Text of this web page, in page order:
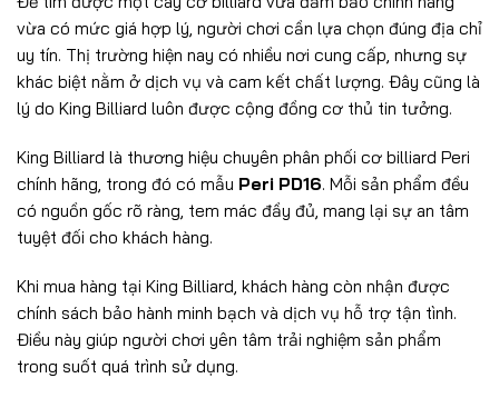
vừa có mức giá hợp lý, người chơi cần lựa chọn đúng địa chỉ
uy tín. Thị trường hiện nay có nhiều nơi cung cấp, nhưng sự
khác biệt nằm ở dịch vụ và cam kết chất lượng. Đây cũng là
lý do King Billiard luôn được cộng đồng cơ thủ tin tưởng.
King Billiard là thương hiệu chuyên phân phối cơ billiard Peri
chính hãng, trong đó có mẫu Peri PD16. Mỗi sản phẩm đều
có nguồn gốc rõ ràng, tem mác đầy đủ, mang lại sự an tâm
tuyệt đối cho khách hàng.
Khi mua hàng tại King Billiard, khách hàng còn nhận được
chính sách bảo hành minh bạch và dịch vụ hỗ trợ tận tình.
Điều này giúp người chơi yên tâm trải nghiệm sản phẩm
trong suốt quá trình sử dụng.